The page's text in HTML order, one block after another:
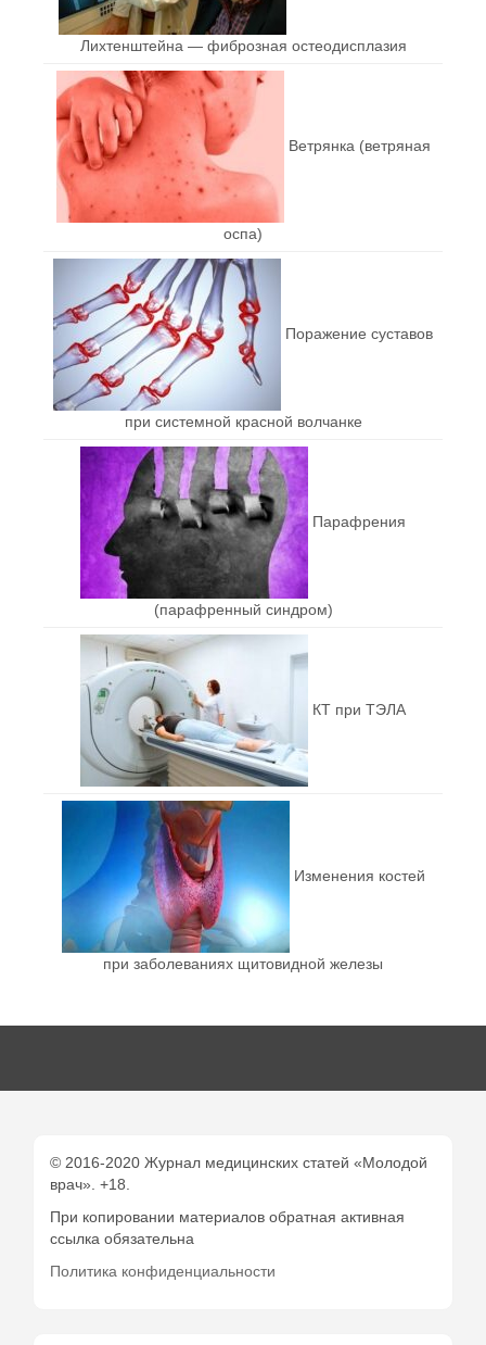
Лихтенштейна — фиброзная остеодисплазия
Ветрянка (ветряная
оспа)
Поражение суставов
при системной красной волчанке
Парафрения
(парафренный синдром)
КТ при ТЭЛА
Изменения костей
при заболеваниях щитовидной железы
© 2016-2020 Журнал медицинских статей «Молодой
врач». +18.
При копировании материалов обратная активная
ссылка обязательна
Политика конфиденциальности